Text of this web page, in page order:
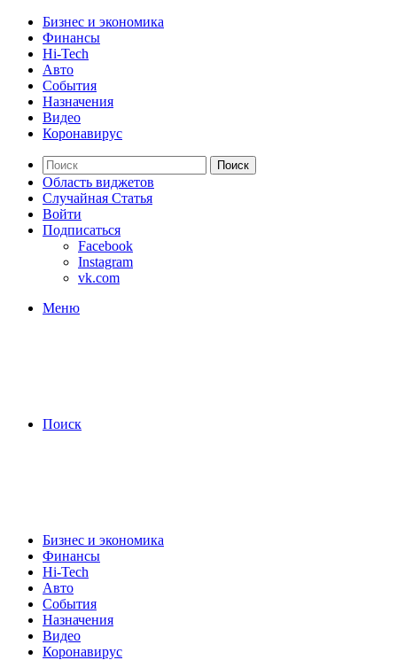
Бизнес и экономика
Финансы
Hi-Tech
Авто
События
Назначения
Видео
Коронавирус
Поиск
Область виджетов
Случайная Статья
Войти
Подписаться
Facebook
Instagram
vk.com
Меню
Поиск
Бизнес и экономика
Финансы
Hi-Tech
Авто
События
Назначения
Видео
Коронавирус